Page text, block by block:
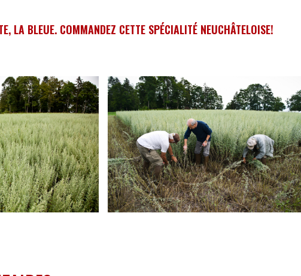
LA BLEUE. COMMANDEZ CETTE SPÉCIALITÉ NEUCHÂTELOISE!